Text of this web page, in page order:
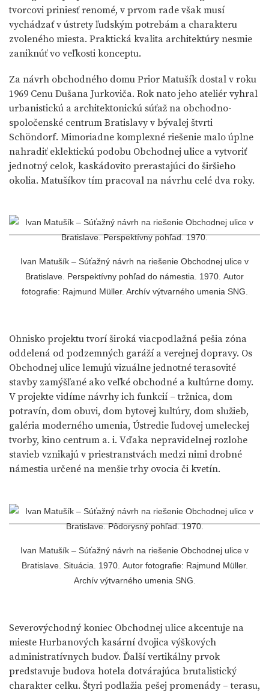
tvorcovi priniesť renomé, v prvom rade však musí
vychádzať v ústrety ľudským potrebám a charakteru
zvoleného miesta. Praktická kvalita architektúry nesmie
zaniknúť vo veľkosti konceptu.
Za návrh obchodného domu Prior Matušík dostal v roku
1969 Cenu Dušana Jurkoviča. Rok nato jeho ateliér vyhral
urbanistickú a architektonickú súťaž na obchodno-
spoločenské centrum Bratislavy v bývalej štvrti
Schöndorf. Mimoriadne komplexné riešenie malo úplne
nahradiť eklektickú podobu Obchodnej ulice a vytvoriť
jednotný celok, kaskádovito prerastajúci do širšieho
okolia. Matušíkov tím pracoval na návrhu celé dva roky.
Ivan Matušík – Súťažný návrh na riešenie Obchodnej ulice v
Bratislave. Perspektívny pohľad do námestia. 1970. Autor
fotografie: Rajmund Müller. Archív výtvarného umenia SNG.
Ohnisko projektu tvorí široká viacpodlažná pešia zóna
oddelená od podzemných garáží a verejnej dopravy. Os
Obchodnej ulice lemujú vizuálne jednotné terasovité
stavby zamýšľané ako veľké obchodné a kultúrne domy.
V projekte vidíme návrhy ich funkcií – tržnica, dom
potravín, dom obuvi, dom bytovej kultúry, dom služieb,
galéria moderného umenia, Ústredie ľudovej umeleckej
tvorby, kino centrum a. i. Vďaka nepravidelnej rozlohe
stavieb vznikajú v priestranstvách medzi nimi drobné
námestia určené na menšie trhy ovocia či kvetín.
Ivan Matušík – Súťažný návrh na riešenie Obchodnej ulice v
Bratislave. Situácia. 1970. Autor fotografie: Rajmund Müller.
Archív výtvarného umenia SNG.
Severovýchodný koniec Obchodnej ulice akcentuje na
mieste Hurbanových kasární dvojica výškových
administratívnych budov. Ďalší vertikálny prvok
predstavuje budova hotela dotvárajúca brutalistický
charakter celku. Štyri podlažia pešej promenády – terasu,